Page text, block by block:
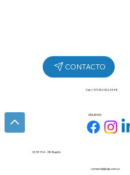
SÍGUENOS
Cel: (+57) 302 3022448
Cll 7# 15 A - 38 Bogotá
comercial@udp.com.co